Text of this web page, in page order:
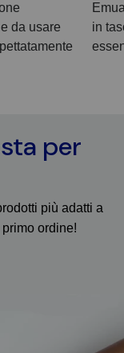
da usare
in
per
più adatti a
ordine!